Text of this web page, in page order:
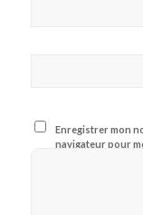
Enregistrer mon
navigateur pour